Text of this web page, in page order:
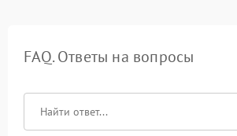
FAQ. Ответы на вопросы